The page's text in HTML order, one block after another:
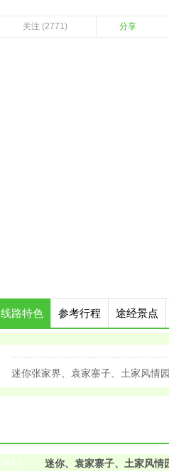
关注 (2771) 分享
线路特色 参考行程 途经景点
迷你张家界、袁家寨子、土家风情
第1天 迷你、袁家寨子、土家风情